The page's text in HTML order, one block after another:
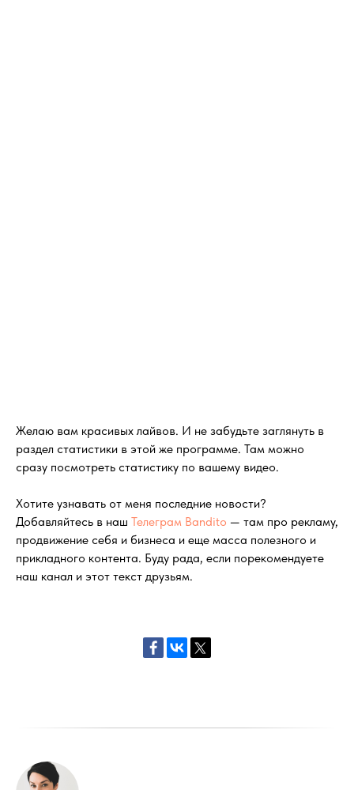
Желаю вам красивых лайвов. И не забудьте заглянуть в
раздел статистики в этой же программе. Там можно
сразу посмотреть статистику по вашему видео.
Хотите узнавать от меня последние новости?
Добавляйтесь в наш Телеграм Bandito — там про рекламу,
продвижение себя и бизнеса и еще масса полезного и
прикладного контента. Буду рада, если порекомендуете
наш канал и этот текст друзьям.